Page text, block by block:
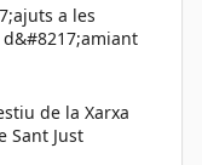
a les
de la Xarxa
Sant Just